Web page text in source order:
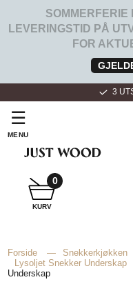
LEVERINGSTID PÅ
FOR
3
☰
MENU
SNEKKER
KURV
0
Forside — Snekkerkjøkken
Lysoljet Snekker Underskap
Underskap